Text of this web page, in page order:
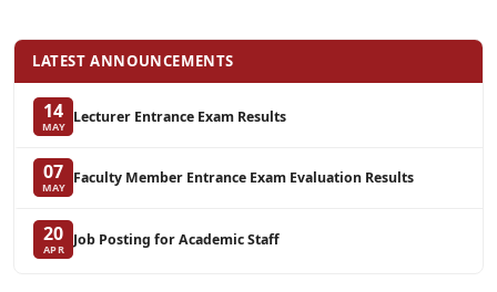
LATEST ANNOUNCEMENTS
14
MAY
Lecturer Entrance Exam Results
07
MAY
Faculty Member Entrance Exam Evaluation Results
20
APR
Job Posting for Academic Staff